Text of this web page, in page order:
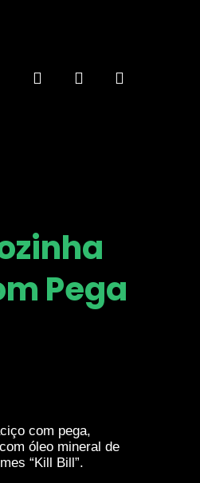
search account
Pega
com pega,
óleo mineral de
“Kill Bill”.